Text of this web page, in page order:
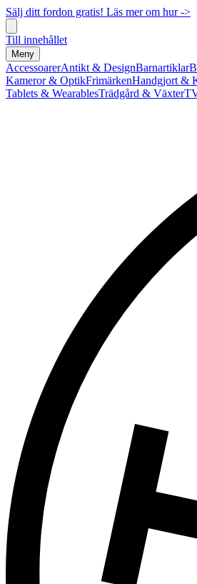
Sälj ditt fordon gratis! Läs mer om hur ->
Till innehållet
Meny
AccessoarerAntikt & DesignBarnartiklar
Kameror & OptikFrimärkenHandgjort &
Tablets & WearablesTrädgård & Växter